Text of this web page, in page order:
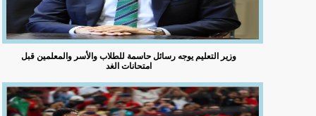
وزير التعليم يوجه رسائل حاسمة للطلاب والأسر والمعلمين قبل
امتحانات الغد